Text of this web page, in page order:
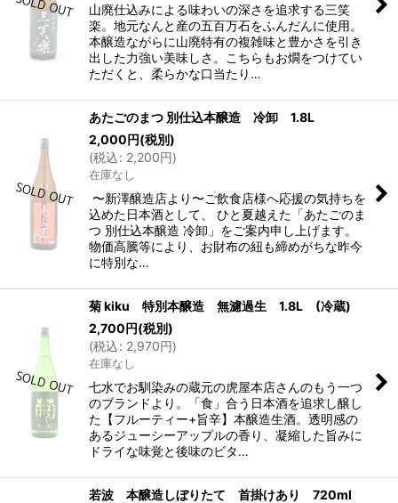
山廃仕込みによる味わいの深さを追求する三笑
楽。地元なんと産の五百万石をふんだんに使用。
本醸造ながらに山廃特有の複雑味と豊かさを引き
出した力強い美味しさ。こちらもお燗をつけてい
ただくと、柔らかな口当たり…
あたごのまつ 別仕込本醸造 冷卸 1.8L
2,000円(税別)
(税込: 2,200円)
在庫なし
〜新澤醸造店より〜ご飲食店様へ応援の気持ちを
込めた日本酒として、 ひと夏越えた「あたごのま
つ 別仕込本醸造 冷卸」をご案内申し上げます。
物価高騰等により、お財布の紐も締めがちな昨今
に特別な…
菊 kiku 特別本醸造 無濾過生 1.8L (冷蔵)
2,700円(税別)
(税込: 2,970円)
在庫なし
七水でお馴染みの蔵元の虎屋本店さんのもう一つ
のブランドより。「食」合う日本酒を追求し醸し
た【フルーティー+旨辛】本醸造生酒。透明感の
あるジューシーアップルの香り、凝縮した旨みに
ドライな味覚と後味のビタ…
若波 本醸造しぼりたて 首掛けあり 720ml